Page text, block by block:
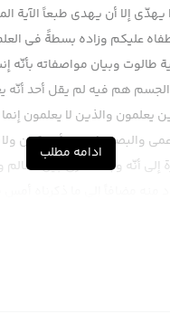
إلا أن يهدى طبعاً الآية
عليكم وزاده بسطةً في
وبيان مواصفاته بأنّه
الجسم هم فيه لم يقل أحد أنّه
والذين لا يعلمون إنما
والبصير فيعتبر أن يكون
أنّه وجداناً فرق بين
المسلمين عالماً وبنحو
إستفادة الإجتهاد
ادامه مطلب